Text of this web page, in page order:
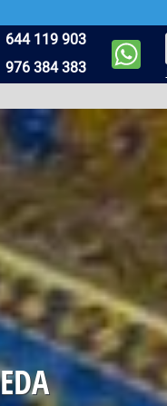
644 119 903
976 384 383